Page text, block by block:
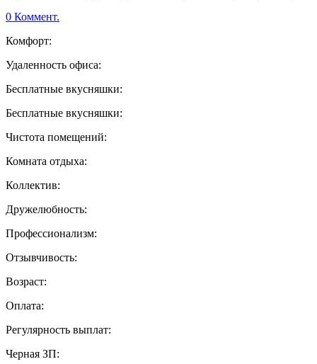
0 Коммент.
Комфорт:
Удаленность офиса:
Бесплатные вкусняшки:
Бесплатные вкусняшки:
Чистота помещений:
Комната отдыха:
Коллектив:
Дружелюбность:
Профессионализм:
Отзывчивость:
Возраст:
Оплата:
Регулярность выплат:
Черная ЗП: